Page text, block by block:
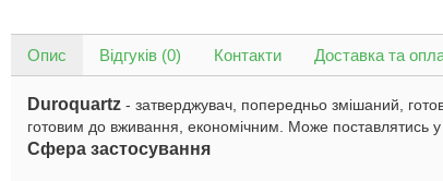
Опис Відгуків (0) Контакти Доставка та
Duroquartz - затверджувач, попередньо змішаний,
готовим до вживання, економічним. Може поставлятись у
Сфера застосування